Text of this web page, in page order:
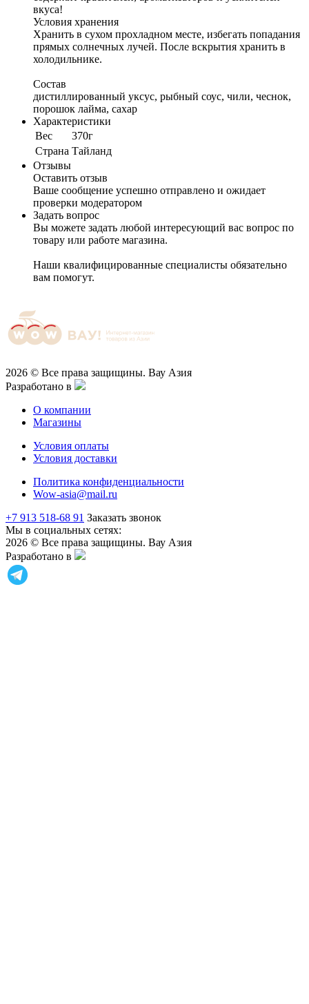
вкуса!
Условия хранения
Хранить в сухом прохладном месте, избегать попадания
прямых солнечных лучей. После вскрытия хранить в
холодильнике.
Состав
дистиллированный уксус, рыбный соус, чили, чеснок,
порошок лайма, сахар
Характеристики
Вес
370г
Cтрана Тайланд
Отзывы
Оставить отзыв
Ваше сообщение успешно отправлено и ожидает
проверки модератором
Задать вопрос
Вы можете задать любой интересующий вас вопрос по
товару или работе магазина.
Наши квалифицированные специалисты обязательно
вам помогут.
2026 © Все права защищины. Вау Азия
Разработано в
О компании
Магазины
Условия оплаты
Условия доставки
Политика конфиденциальности
Wow-asia@mail.ru
+7 913 518-68 91 Заказать звонок
Мы в социальных сетях:
2026 © Все права защищины. Вау Азия
Разработано в